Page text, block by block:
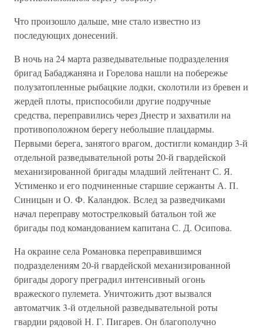
Что произошло дальше, мне стало известно из
последующих донесений.
В ночь на 24 марта разведывательные подразделения
бригад Бабаджаняна и Горелова нашли на побережье
полузатопленные рыбацкие лодки, сколотили из бревен и
жердей плоты, приспособили другие подручные
средства, переправились через Днестр и захватили на
противоположном берегу небольшие плацдармы.
Первыми берега, занятого врагом, достигли командир 3-й
отдельной разведывательной роты 20-й гвардейской
механизированной бригады младший лейтенант С. Я.
Устименко и его подчиненные старшие сержанты А. П.
Синицын и О. Ф. Каландюк. Вслед за разведчиками
начал переправу мотострелковый батальон той же
бригады под командованием капитана С. Д. Осипова.
На окраине села Романовка переправившимся
подразделениям 20-й гвардейской механизированной
бригады дорогу преградил интенсивный огонь
вражеского пулемета. Уничтожить дзот вызвался
автоматчик 3-й отдельной разведывательной роты
гвардии рядовой Н. Г. Пигарев. Он благополучно